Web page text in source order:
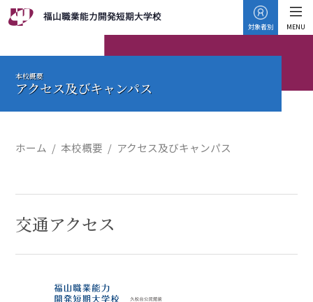
対象者別 MENU
本校概要
アクセス及びキャンパス
ホーム 本校概要 アクセス及びキャンパス
交通アクセス